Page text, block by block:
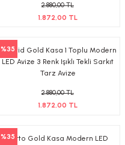
2.880,00 TL
1.872,00 TL
%35
Madrid Gold Kasa 1 Toplu Modern
LED Avize 3 Renk Işıklı Tekli Sarkıt
Tarz Avize
2.880,00 TL
1.872,00 TL
%35Porto Gold Kasa Modern LED